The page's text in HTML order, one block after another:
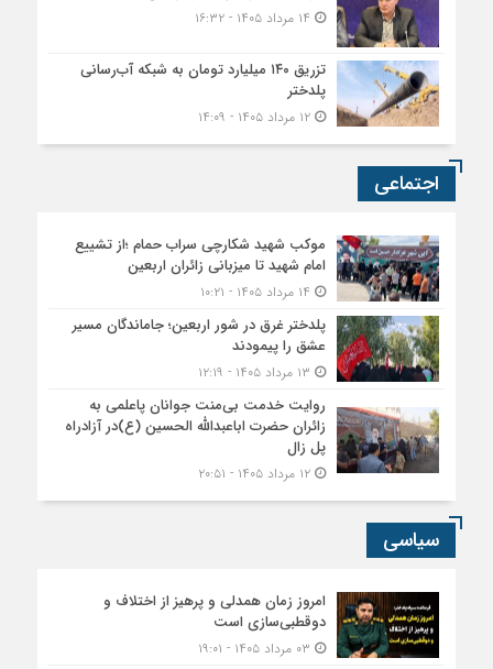
تزریق ۱۴۰ میلیارد تومان به شبکه آب‌رسانی
پلدختر
۱۲ مرداد ۱۴۰۵ - ۱۴:۰۹
اجتماعی
موکب شهید شکارچی سراب حمام ؛از تشییع
امام شهید تا میزبانی زائران اربعین
پلدختر غرق در شور اربعین؛ جاماندگان مسیر
عشق را پیمودند
روایت خدمت بی‌منت جوانان پاعلمی به
زائران حضرت اباعبدالله الحسین (ع)در آزادراه
پل زال
۱۲ مرداد ۱۴۰۵ - ۲۰:۵۱
سیاسی
امروز زمان همدلی و پرهیز از اختلاف و
دوقطبی‌سازی است